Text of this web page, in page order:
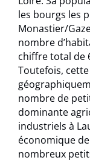
les bourgs les
Monastier/
nombre
chiffre total de
Toutefois,
nombre de
dominante
industriels à
économique
nombreux